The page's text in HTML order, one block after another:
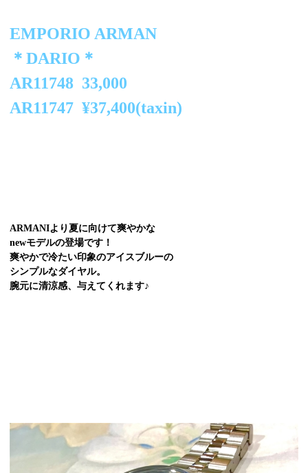
EMPORIO ARMAN
＊DARIO＊
AR11748 33,000
AR11747 ¥37,400(taxin)
ARMANIより夏に向けて爽やかな
newモデルの登場です！
爽やかで冷たい印象のアイスブルーの
シンプルなダイヤル。
腕元に清涼感、与えてくれます♪